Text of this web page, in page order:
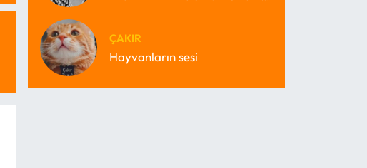
ÇAKIR
Hayvanların sesi